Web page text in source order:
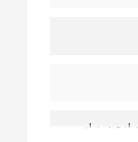
برای